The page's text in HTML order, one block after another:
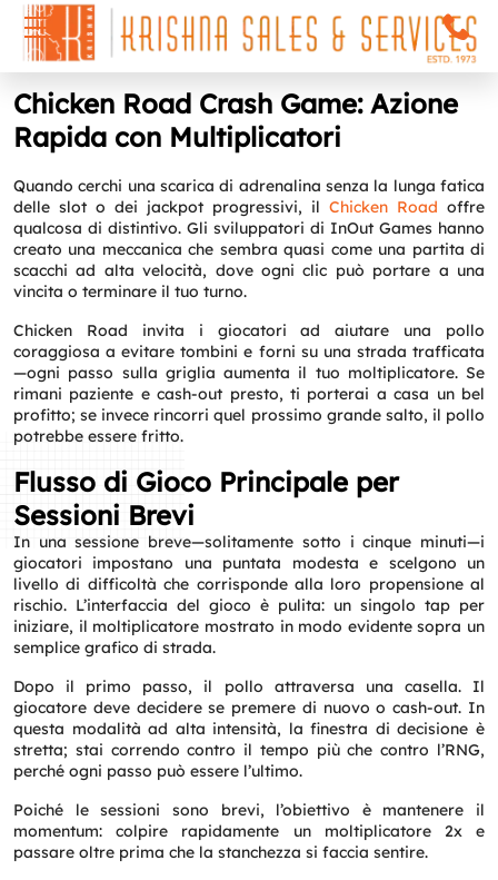
Chicken Road Crash Game: Azione
Rapida con Multiplicatori
Quando cerchi una scarica di adrenalina senza la lunga fatica
delle slot o dei jackpot progressivi, il Chicken Road offre
qualcosa di distintivo. Gli sviluppatori di InOut Games hanno
creato una meccanica che sembra quasi come una partita di
scacchi ad alta velocità, dove ogni clic può portare a una
vincita o terminare il tuo turno.
Chicken Road invita i giocatori ad aiutare una pollo
coraggiosa a evitare tombini e forni su una strada trafficata
—ogni passo sulla griglia aumenta il tuo moltiplicatore. Se
rimani paziente e cash-out presto, ti porterai a casa un bel
profitto; se invece rincorri quel prossimo grande salto, il pollo
potrebbe essere fritto.
Flusso di Gioco Principale per
Sessioni Brevi
In una sessione breve—solitamente sotto i cinque minuti—i
giocatori impostano una puntata modesta e scelgono un
livello di difficoltà che corrisponde alla loro propensione al
rischio. L’interfaccia del gioco è pulita: un singolo tap per
iniziare, il moltiplicatore mostrato in modo evidente sopra un
semplice grafico di strada.
Dopo il primo passo, il pollo attraversa una casella. Il
giocatore deve decidere se premere di nuovo o cash-out. In
questa modalità ad alta intensità, la finestra di decisione è
stretta; stai correndo contro il tempo più che contro l’RNG,
perché ogni passo può essere l’ultimo.
Poiché le sessioni sono brevi, l’obiettivo è mantenere il
momentum: colpire rapidamente un moltiplicatore 2x e
passare oltre prima che la stanchezza si faccia sentire.